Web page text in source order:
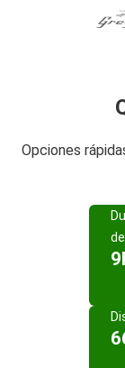
Opciones